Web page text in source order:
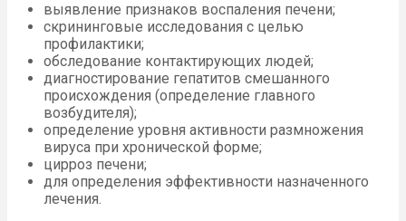
выявление признаков воспаления печени;
скрининговые исследования с целью
профилактики;
обследование контактирующих людей;
диагностирование гепатитов смешанного
происхождения (определение главного
возбудителя);
определение уровня активности размножения
вируса при хронической форме;
цирроз печени;
для определения эффективности назначенного
лечения.